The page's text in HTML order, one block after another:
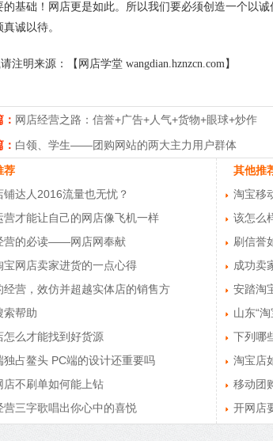
的基础！网店更是如此。所以我们要必须创造一个以
诚以待。
注明来源：【网店学堂 wangdian.hznzcn.com】
： 网店经营之路：信誉+广告+人气+货物+眼球+炒作
白领、学生——团购网站的两大主力用户群体
荐
铺达人2016流量也无忧？
营才能让自己的网店像飞机一样
营的必读——网店网奉献
宝网店卖家进货的一点心得
经营，效仿并超越实体店的销售方
索帮助
怎么才能找到好货源
独占鳌头 PC端的设计还重要吗
店不刷单如何能上钻
营三字歌唱出你心中的喜悦
其他推
淘宝移
该怎么
刷信誉
成功卖
安踏淘
山东“
下列哪
淘宝店
移动团
开网店